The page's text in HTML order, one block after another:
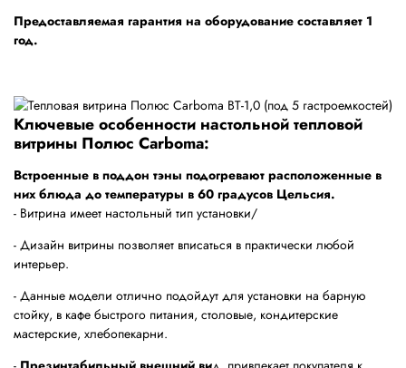
Предоставляемая гарантия на оборудование составляет 1
год.
Ключевые особенности настольной тепловой
витрины Полюс Carboma:
Встроенные в поддон тэны подогревают расположенные в
них блюда до температуры в 60 градусов Цельсия.
- Витрина имеет настольный тип установки/
- Дизайн витрины позволяет вписаться в практически любой
интерьер.
- Данные модели отлично подойдут для установки на барную
стойку, в кафе быстрого питания, столовые, кондитерские
мастерские, хлебопекарни.